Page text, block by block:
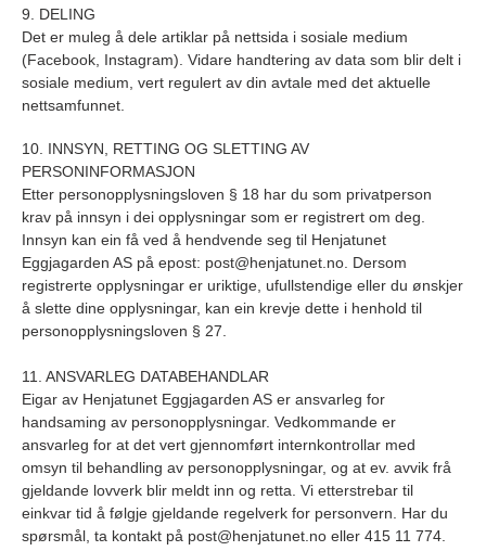
9. DELING
Det er muleg å dele artiklar på nettsida i sosiale medium
(Facebook, Instagram). Vidare handtering av data som blir delt i
sosiale medium, vert regulert av din avtale med det aktuelle
nettsamfunnet.
10. INNSYN, RETTING OG SLETTING AV
PERSONINFORMASJON
Etter personopplysningsloven § 18 har du som privatperson
krav på innsyn i dei opplysningar som er registrert om deg.
Innsyn kan ein få ved å hendvende seg til Henjatunet
Eggjagarden AS på epost: post@henjatunet.no. Dersom
registrerte opplysningar er uriktige, ufullstendige eller du ønskjer
å slette dine opplysningar, kan ein krevje dette i henhold til
personopplysningsloven § 27.
11. ANSVARLEG DATABEHANDLAR
Eigar av Henjatunet Eggjagarden AS er ansvarleg for
handsaming av personopplysningar. Vedkommande er
ansvarleg for at det vert gjennomført internkontrollar med
omsyn til behandling av personopplysningar, og at ev. avvik frå
gjeldande lovverk blir meldt inn og retta. Vi etterstrebar til
einkvar tid å følgje gjeldande regelverk for personvern. Har du
spørsmål, ta kontakt på post@henjatunet.no eller 415 11 774